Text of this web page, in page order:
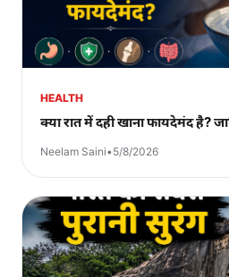
HEALTH
क्या रात में दही खाना फायदेमंद है?
Neelam Saini•5/8/2026